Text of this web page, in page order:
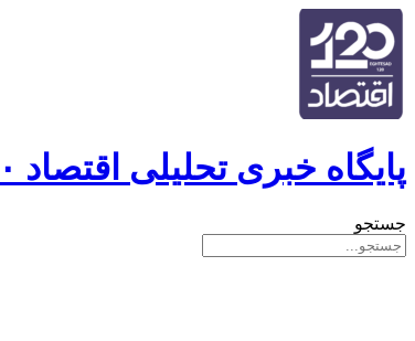
پایگاه خبری تحلیلی اقتصاد ۱۲۰
جستجو